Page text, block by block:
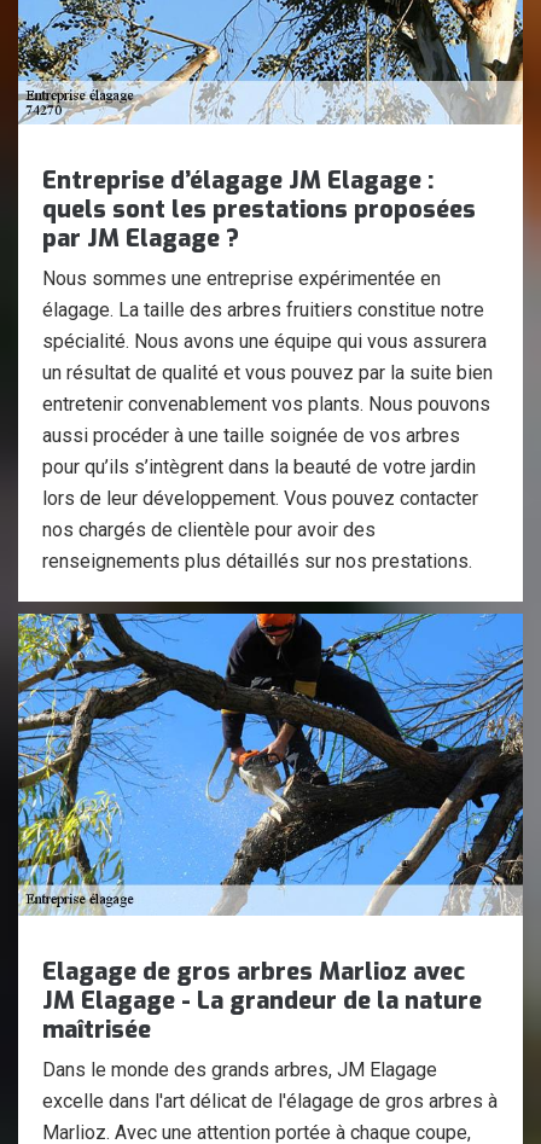
Entreprise d’élagage JM Elagage :
quels sont les prestations proposées
par JM Elagage ?
Nous sommes une entreprise expérimentée en
élagage. La taille des arbres fruitiers constitue notre
spécialité. Nous avons une équipe qui vous assurera
un résultat de qualité et vous pouvez par la suite bien
entretenir convenablement vos plants. Nous pouvons
aussi procéder à une taille soignée de vos arbres
pour qu’ils s’intègrent dans la beauté de votre jardin
lors de leur développement. Vous pouvez contacter
nos chargés de clientèle pour avoir des
renseignements plus détaillés sur nos prestations.
Elagage de gros arbres Marlioz avec
JM Elagage - La grandeur de la nature
maîtrisée
Dans le monde des grands arbres, JM Elagage
excelle dans l'art délicat de l'élagage de gros arbres à
Marlioz. Avec une attention portée à chaque coupe,